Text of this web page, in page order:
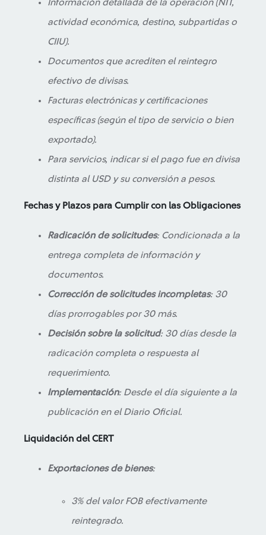
Información detallada de la operación (NIT,
actividad económica, destino, subpartidas o
CIIU).
Documentos que acrediten el reintegro
efectivo de divisas.
Facturas electrónicas y certificaciones
específicas (según el tipo de servicio o bien
exportado).
Para servicios, indicar si el pago fue en divisa
distinta al USD y su conversión a pesos.
Fechas y Plazos para Cumplir con las Obligaciones
Radicación de solicitudes: Condicionada a la
entrega completa de información y
documentos.
Corrección de solicitudes incompletas: 30
días prorrogables por 30 más.
Decisión sobre la solicitud: 30 días desde la
radicación completa o respuesta al
requerimiento.
Implementación: Desde el día siguiente a la
publicación en el Diario Oficial.
Liquidación del CERT
Exportaciones de bienes:
3% del valor FOB efectivamente
reintegrado.